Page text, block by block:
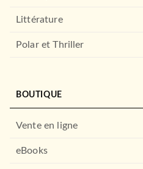
Littérature
Polar et Thriller
BOUTIQUE
Vente en ligne
eBooks